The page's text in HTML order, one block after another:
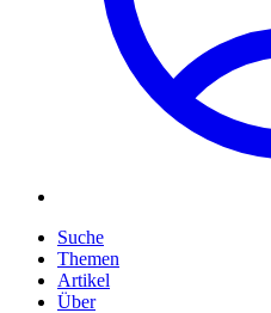
Suche
Themen
Artikel
Über